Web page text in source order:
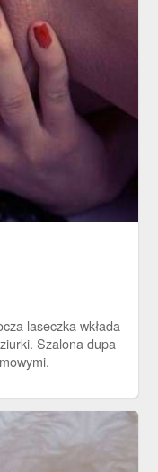
laseczka wkłada
Szalona dupa